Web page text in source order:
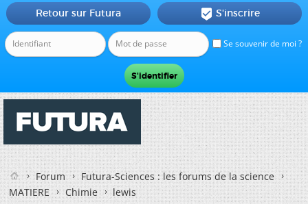
Se souvenir de moi ?
Retour sur Futura  S'inscrire
Forum
Futura-Sciences : les forums de la science
MATIERE
Chimie lewis